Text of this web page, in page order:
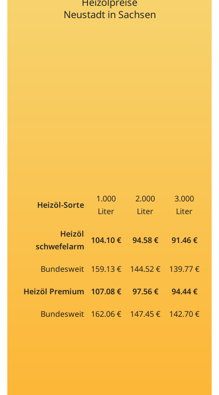
Neustadt in Sachsen
Heizöl-Sorte
1.000
Liter
2.000
Liter
3.000
Liter
Heizöl
schwefelarm
104.10 € 94.58 € 91.46 €
Bundesweit 159.13 € 144.52 € 139.77 €
Heizöl Premium 107.08 € 97.56 € 94.44 €
Bundesweit 162.06 € 147.45 € 142.70 €